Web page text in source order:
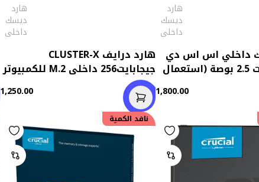
هارد
ديسك
داخلى
داخلي اس اس دي
256 جيجابايت 2.5 بوصة (استعمال
1,800.00
هارد
ديسك
داخلى
هارد درايف CLUSTER-X
جيجابايت256 داخلى M.2 للكمبيوتر
واللاب توب (استعمال خارج) 1,250.00
خصم50.00
نافد الكمية